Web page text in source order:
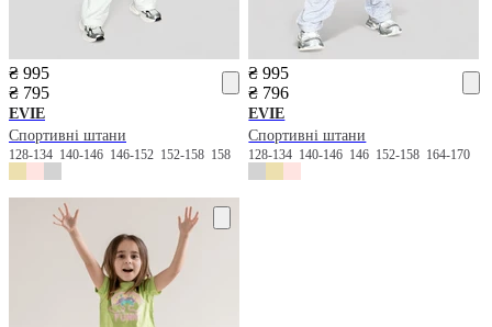
₴ 995
₴ 795
EVIE
Спортивні штани
128-134 140-146 146-152 152-158 158
₴ 995
₴ 796
EVIE
Спортивні штани
128-134 140-146 146 152-158 164-170